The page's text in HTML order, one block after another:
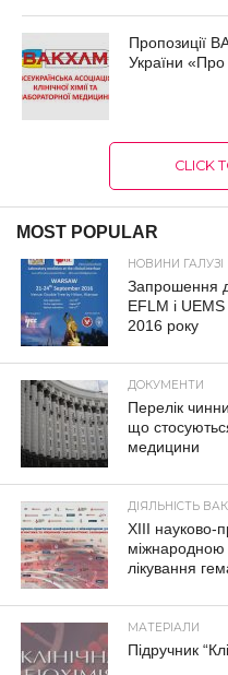
Пропозиції
України
CLICK
MOST POPULAR
НОВИНИ ГАЛУЗІ
Запрошення
EFLM і
2016 року
ДОКУМЕНТИ
Перелік
що
медицини
ДІЯЛЬНІСТЬ
XIII науково-
міжнародною
лікування
МАТЕРІАЛИ
Підручник